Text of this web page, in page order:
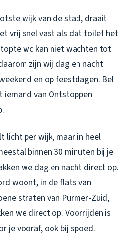
wijk van de stad, draait
vrij snel vast als dat toilet het
wc kan niet wachten tot
zijn wij dag en nacht
en op feestdagen. Bel
iemand van Ontstoppen
licht per wijk, maar in heel
binnen 30 minuten bij je
we dag en nacht direct op.
woont, in de flats van
straten van Purmer-Zuid,
we direct op. Voorrijden is
je vooraf, ook bij spoed.